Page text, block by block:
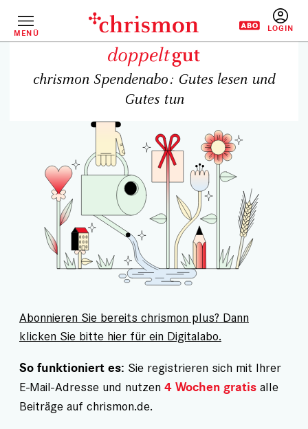
InhaltMENÜ
chrismon Spendenabo: Gutes lesen und
Gutes tun
Abonnieren Sie bereits chrismon plus? Dann
klicken Sie bitte hier für ein Digitalabo.
So funktioniert es: Sie registrieren sich mit Ihrer
E-Mail-Adresse und nutzen 4 Wochen gratis alle
Beiträge auf chrismon.de.